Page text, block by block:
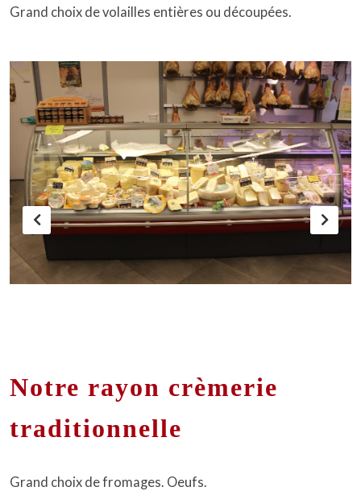
Grand choix de volailles entières ou découpées.
Notre rayon crèmerie
traditionnelle
Grand choix de fromages. Oeufs.